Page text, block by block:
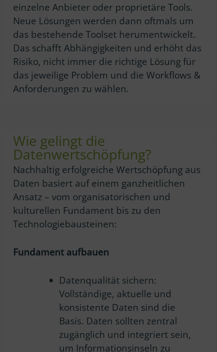
einzelne Anbieter oder proprietäre Tools.
Neue Lösungen werden dann oftmals um
das bestehende Toolset herumentwickelt.
Das schafft Abhängigkeiten und erhöht das
Risiko, nicht immer die richtige Lösung für
das jeweilige Problem und die Workflows &
Anforderungen zu wählen.
Wie gelingt die
Datenwertschöpfung?
Nachhaltig erfolgreiche Wertschöpfung aus
Daten basiert auf einem ganzheitlichen
Ansatz – vom organisatorischen und
kulturellen Fundament bis zu den
Technologiebausteinen:
Fundament aufbauen
Datenqualität sichern:
Vollständige, aktuelle und
konsistente Daten sind die
Basis. Daten sollten zentral
zugänglich und integriert sein,
um Informationsinseln zu